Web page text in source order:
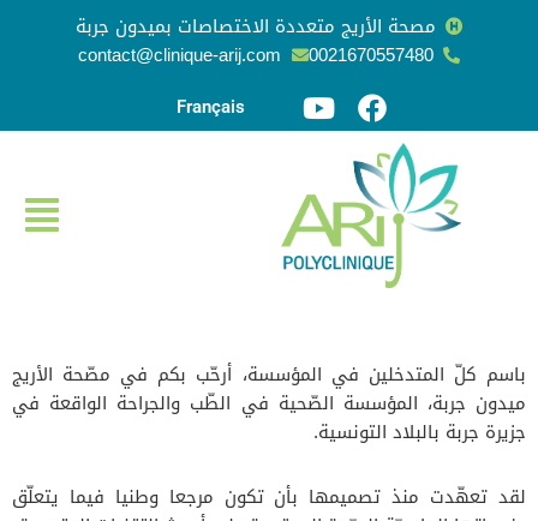
مصحة الأريج متعددة الاختصاصات بميدون جربة
0021670557480
contact@clinique-arij.com
Français
باسم كلّ المتدخلين في المؤسسة، أرحّب بكم في مصّحة الأريج
ميدون جربة، المؤسسة الصّحية في الطّب والجراحة الواقعة في
جزيرة جربة بالبلاد التونسية.
لقد تعهّدت منذ تصميمها بأن تكون مرجعا وطنيا فيما يتعلّق